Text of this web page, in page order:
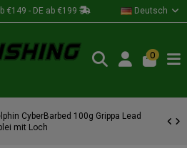
€149 - DE ab €199 Deutsch
0
CyberBarbed 100g Grippa Lead
mit Loch